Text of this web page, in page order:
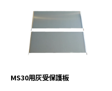
MS30用灰受保護板